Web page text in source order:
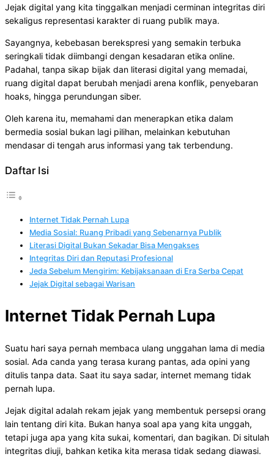
Jejak digital yang kita tinggalkan menjadi cerminan integritas diri
sekaligus representasi karakter di ruang publik maya.
Sayangnya, kebebasan berekspresi yang semakin terbuka
seringkali tidak diimbangi dengan kesadaran etika online.
Padahal, tanpa sikap bijak dan literasi digital yang memadai,
ruang digital dapat berubah menjadi arena konflik, penyebaran
hoaks, hingga perundungan siber.
Oleh karena itu, memahami dan menerapkan etika dalam
bermedia sosial bukan lagi pilihan, melainkan kebutuhan
mendasar di tengah arus informasi yang tak terbendung.
Daftar Isi
Internet Tidak Pernah Lupa
Media Sosial: Ruang Pribadi yang Sebenarnya Publik
Literasi Digital Bukan Sekadar Bisa Mengakses
Integritas Diri dan Reputasi Profesional
Jeda Sebelum Mengirim: Kebijaksanaan di Era Serba Cepat
Jejak Digital sebagai Warisan
Internet Tidak Pernah Lupa
Suatu hari saya pernah membaca ulang unggahan lama di media
sosial. Ada canda yang terasa kurang pantas, ada opini yang
ditulis tanpa data. Saat itu saya sadar, internet memang tidak
pernah lupa.
Jejak digital adalah rekam jejak yang membentuk persepsi orang
lain tentang diri kita. Bukan hanya soal apa yang kita unggah,
tetapi juga apa yang kita sukai, komentari, dan bagikan. Di situlah
integritas diuji, bahkan ketika kita merasa tidak sedang diawasi.